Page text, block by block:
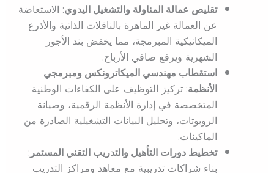
تقليص عمالة المناولة والتشغيل اليدوي: الاستعاضة
عن العمالة غير الماهرة بالناقلات الذاتية والأذرع
الميكانيكية المبرمجة، مما يخفض بند الأجور
الشهرية ويرفع صافي الأرباح.
استقطاب مهندسي الميكاترونكس ومبرمجي
الأنظمة: تركيز التوظيف على الكفاءات الوطنية
المتخصصة في إدارة الأنظمة الرقمية، وصيانة
الروبوتات، وتحليل البيانات التشغيلية الصادرة من
الماكينات.
تخطيط دورات التأهيل والتدريب التقني المستمر:
بناء شراكات تدريبية مع معاهد ومراكز التدريب